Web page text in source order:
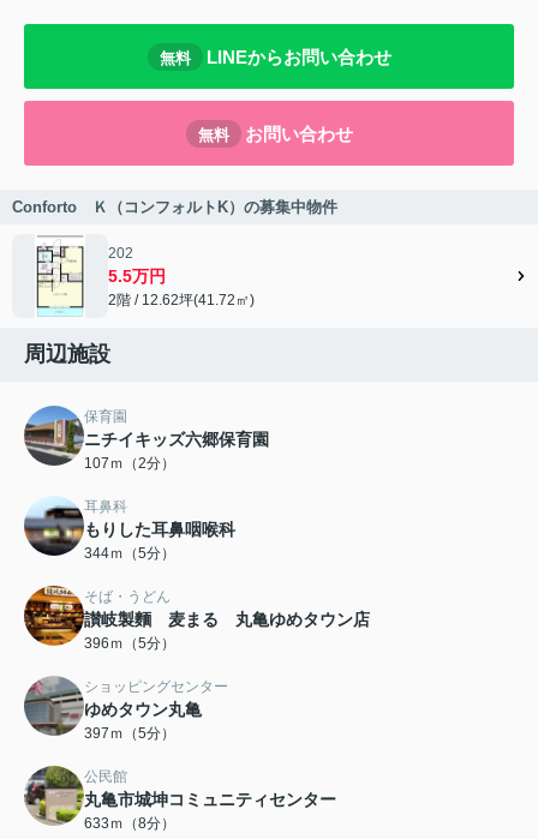
無料 LINEからお問い合わせ
無料 お問い合わせ
Conforto Ｋ（コンフォルトK）の募集中物件
202
5.5万円
2階 / 12.62坪(41.72㎡)
周辺施設
保育園
ニチイキッズ六郷保育園
107ｍ（2分）
耳鼻科
もりした耳鼻咽喉科
344ｍ（5分）
そば・うどん
讃岐製麵 麦まる 丸亀ゆめタウン店
396ｍ（5分）
ショッピングセンター
ゆめタウン丸亀
397ｍ（5分）
公民館
丸亀市城坤コミュニティセンター
633ｍ（8分）